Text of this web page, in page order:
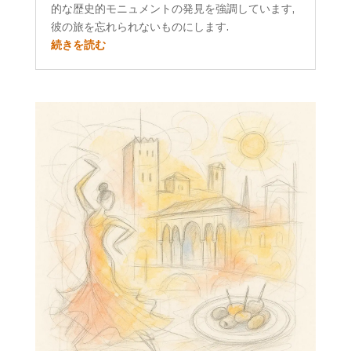
的な歴史的モニュメントの発見を強調しています,
彼の旅を忘れられないものにします.
続きを読む